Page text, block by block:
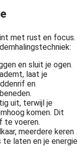
met rust en focus.
en sluit je ogen.
laat je
en
uit, terwijl je
komen. Dit
voeren.
meerdere keren
te laten en je energie